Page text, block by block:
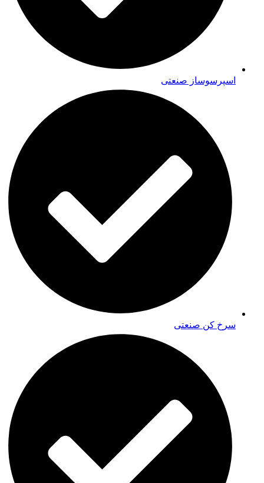
اسپرسوساز صنعتی
سرخ کن صنعتی